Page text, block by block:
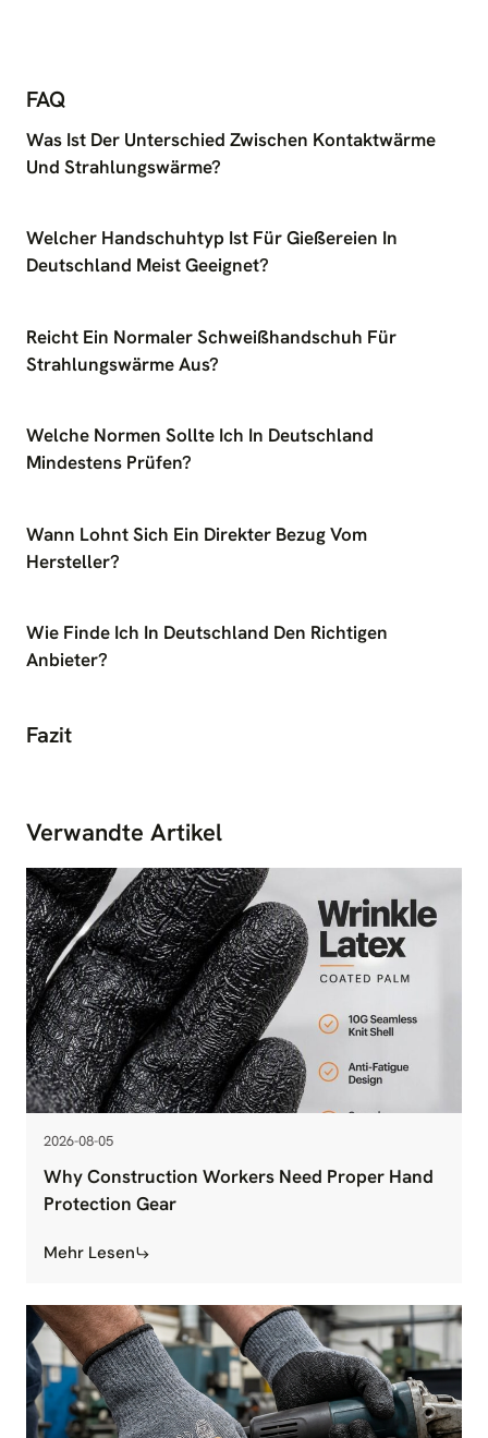
FAQ
Was Ist Der Unterschied Zwischen Kontaktwärme
Und Strahlungswärme?
Welcher Handschuhtyp Ist Für Gießereien In
Deutschland Meist Geeignet?
Reicht Ein Normaler Schweißhandschuh Für
Strahlungswärme Aus?
Welche Normen Sollte Ich In Deutschland
Mindestens Prüfen?
Wann Lohnt Sich Ein Direkter Bezug Vom
Hersteller?
Wie Finde Ich In Deutschland Den Richtigen
Anbieter?
Fazit
Verwandte Artikel
2026-08-05
Why Construction Workers Need Proper Hand
Protection Gear
Mehr Lesen